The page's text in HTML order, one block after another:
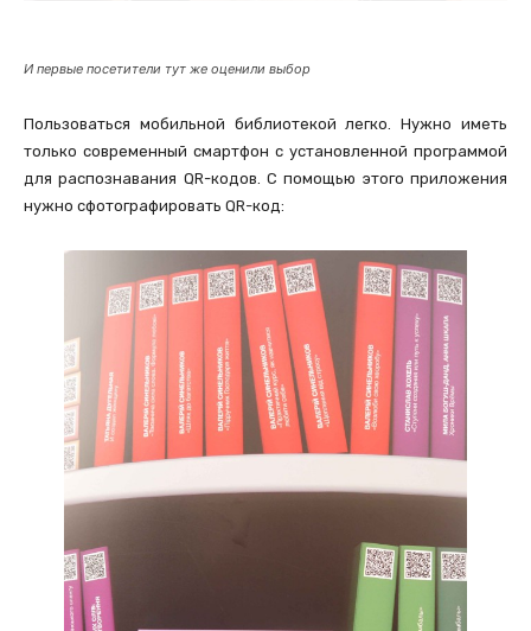
И первые посетители тут же оценили выбор
Пользоваться мобильной библиотекой легко. Нужно иметь
только современный смартфон с установленной программой
для распознавания QR-кодов. С помощью этого приложения
нужно сфотографировать QR-код: